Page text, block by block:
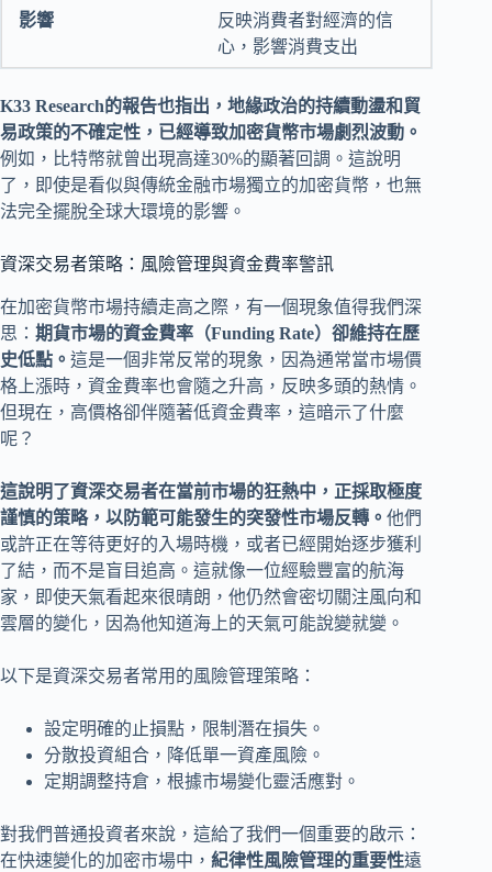
反映消費者對經濟的信
心，影響消費支出
K33 Research的報告也指出，地緣政治的持續動盪和貿
易政策的不確定性，已經導致加密貨幣市場劇烈波動。
例如，比特幣就曾出現高達30%的顯著回調。這說明
了，即使是看似與傳統金融市場獨立的加密貨幣，也無
法完全擺脫全球大環境的影響。
資深交易者策略：風險管理與資金費率警訊
在加密貨幣市場持續走高之際，有一個現象值得我們深
思： 期貨市場的資金費率（Funding Rate）卻維持在歷
史低點。 這是一個非常反常的現象，因為通常當市場價
格上漲時，資金費率也會隨之升高，反映多頭的熱情。
但現在，高價格卻伴隨著低資金費率，這暗示了什麼
呢？
這說明了資深交易者在當前市場的狂熱中，正採取極度
謹慎的策略，以防範可能發生的突發性市場反轉。 他們
或許正在等待更好的入場時機，或者已經開始逐步獲利
了結，而不是盲目追高。這就像一位經驗豐富的航海
家，即使天氣看起來很晴朗，他仍然會密切關注風向和
雲層的變化，因為他知道海上的天氣可能說變就變。
以下是資深交易者常用的風險管理策略：
設定明確的止損點，限制潛在損失。
分散投資組合，降低單一資產風險。
定期調整持倉，根據市場變化靈活應對。
對我們普通投資者來說，這給了我們一個重要的啟示：
在快速變化的加密市場中， 紀律性風險管理的重要性遠